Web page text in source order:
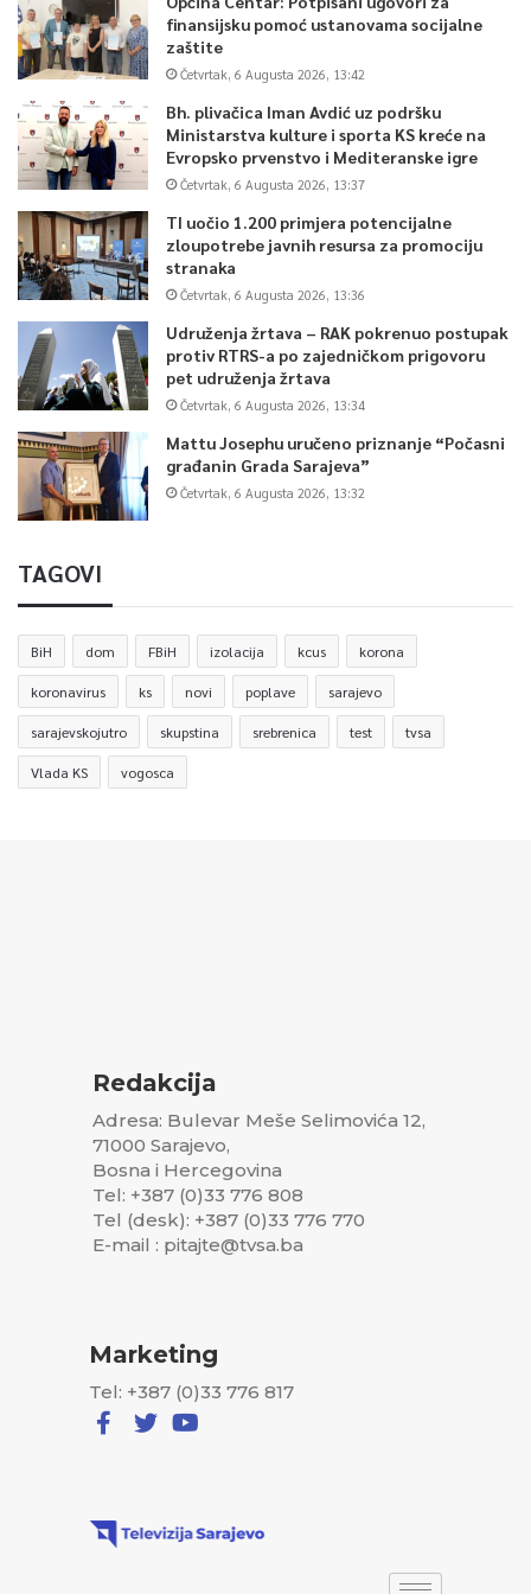
finansijsku pomoć ustanovama socijalne
zaštite
Četvrtak, 6 Augusta 2026, 13:42
Bh. plivačica Iman Avdić uz podršku
Ministarstva kulture i sporta KS kreće na
Evropsko prvenstvo i Mediteranske igre
Četvrtak, 6 Augusta 2026, 13:37
TI uočio 1.200 primjera potencijalne
zloupotrebe javnih resursa za promociju
stranaka
Četvrtak, 6 Augusta 2026, 13:36
Udruženja žrtava – RAK pokrenuo postupak
protiv RTRS-a po zajedničkom prigovoru
pet udruženja žrtava
Četvrtak, 6 Augusta 2026, 13:34
Mattu Josephu uručeno priznanje “Počasni
građanin Grada Sarajeva”
Četvrtak, 6 Augusta 2026, 13:32
TAGOVI
BiH dom FBiH izolacija kcus korona
koronavirus ks novi poplave sarajevo
sarajevskojutro skupstina srebrenica test tvsa
Vlada KS vogosca
Redakcija
Adresa: Bulevar Meše Selimovića 12,
71000 Sarajevo,
Bosna i Hercegovina
Tel: +387 (0)33 776 808
Tel (desk): +387 (0)33 776 770
E-mail : pitajte@tvsa.ba
Marketing
Tel: +387 (0)33 776 817